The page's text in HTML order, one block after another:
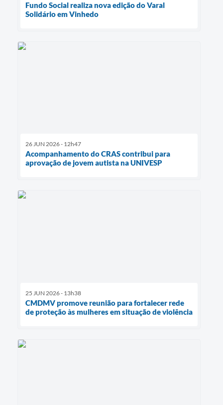
Fundo Social realiza nova edição do Varal
Solidário em Vinhedo
26 JUN 2026 - 12h47
Acompanhamento do CRAS contribui para
aprovação de jovem autista na UNIVESP
25 JUN 2026 - 13h38
CMDMV promove reunião para fortalecer rede
de proteção às mulheres em situação de violência